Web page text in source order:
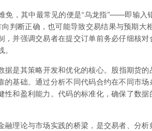
免，其中最常见的便是“乌龙指”——即输入
判断正确，也可能导致交易结果与预期大
并强调交易者在提交订单前务必仔细核对
是其策略开发和优化的核心。股指期货的
基础。通过分析不同代码合约在不同市场
和盈利能力。代码的标准化，确保了数据
理论与市场实践的桥梁，是交易者、分析